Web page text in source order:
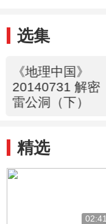
选集
《地理中国》
20140731 解密
雷公洞（下）
精选
02:41